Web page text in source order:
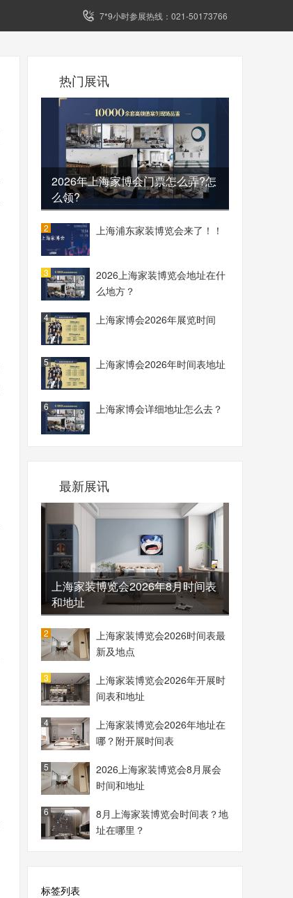
7*9小时参展热线：021-50173766
热门展讯
2026年上海家博会门票怎么弄?怎
么领?
上海浦东家装博览会来了！！
2
2026上海家装博览会地址在什
么地方？
3
上海家博会2026年展览时间
4
上海家博会2026年时间表地址
5
上海家博会详细地址怎么去？
6
最新展讯
上海家装博览会2026年8月时间表
和地址
上海家装博览会2026时间表最
新及地点
2
上海家装博览会2026年开展时
间表和地址
3
上海家装博览会2026年地址在
哪？附开展时间表
4
2026上海家装博览会8月展会
时间和地址
5
8月上海家装博览会时间表？地
址在哪里？
6
标签列表